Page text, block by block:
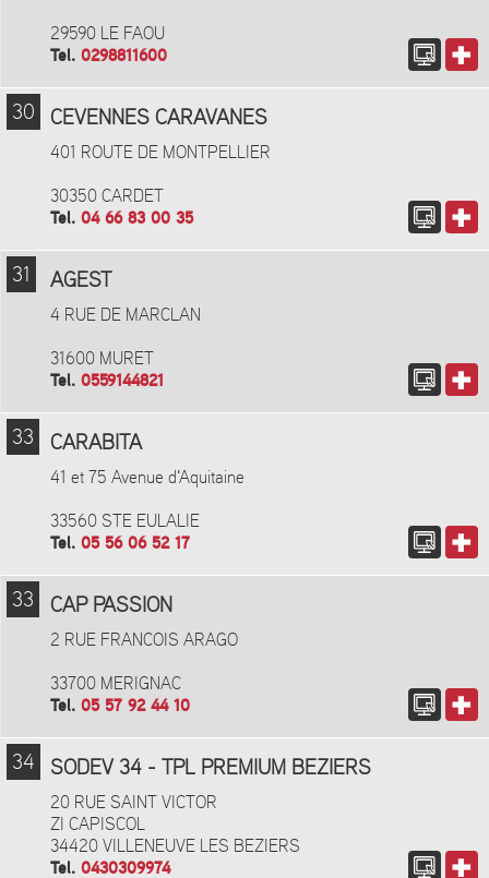
29590 LE FAOU
Tel. 0298811600
30 CEVENNES CARAVANES
401 ROUTE DE MONTPELLIER
30350 CARDET
Tel. 04 66 83 00 35
31 AGEST
4 RUE DE MARCLAN
31600 MURET
Tel. 0559144821
33 CARABITA
41 et 75 Avenue d'Aquitaine
33560 STE EULALIE
Tel. 05 56 06 52 17
33 CAP PASSION
2 RUE FRANCOIS ARAGO
33700 MERIGNAC
Tel. 05 57 92 44 10
34 SODEV 34 - TPL PREMIUM BEZIERS
20 RUE SAINT VICTOR
ZI CAPISCOL
34420 VILLENEUVE LES BEZIERS
Tel. 0430309974